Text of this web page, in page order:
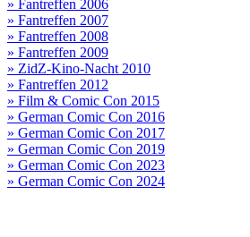
» Fantreffen 2006
» Fantreffen 2007
» Fantreffen 2008
» Fantreffen 2009
» ZidZ-Kino-Nacht 2010
» Fantreffen 2012
» Film & Comic Con 2015
» German Comic Con 2016
» German Comic Con 2017
» German Comic Con 2019
» German Comic Con 2023
» German Comic Con 2024